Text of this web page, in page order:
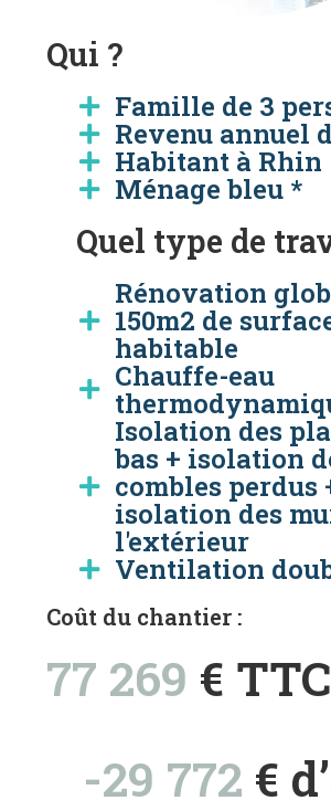
Qui ?
Famille de 3
Revenu annuel
Habitant à Rhin
Ménage bleu *
Quel type de
Rénovation
150m2 de
habitable
Chauffe-eau
Isolation des
bas + isolation
combles perdus
isolation des
l'extérieur
Ventilation
Coût du chantier :
77 269 € TTC
-29 772 €